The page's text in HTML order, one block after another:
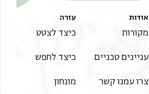
אודות
מקורות
עניינים טכניים
צרו עמנו קשר
עזרה
כיצד לצטט
כיצד לחפש
מונחון